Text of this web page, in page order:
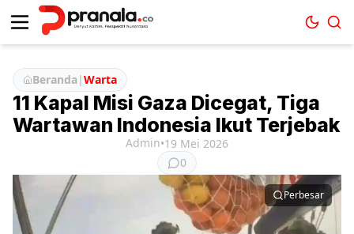
Beranda|Warta
11 Kapal Misi Gaza Dicegat, Tiga
Wartawan Indonesia Ikut Terjebak
Admin•19 Mei 2026
0
Perbesar